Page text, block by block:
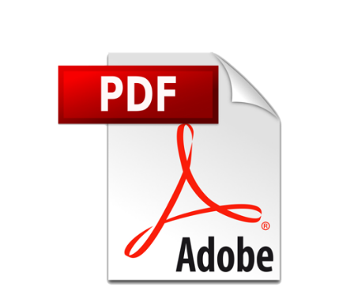
Coșul meu